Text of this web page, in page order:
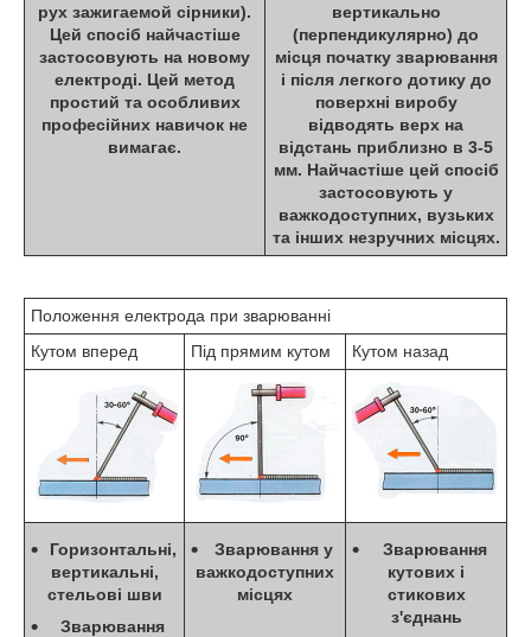
рух зажигаемой сірники).
Цей спосіб найчастіше
застосовують на новому
електроді. Цей метод
простий та особливих
професійних навичок не
вимагає.
вертикально
(перпендикулярно) до
місця початку зварювання
і після легкого дотику до
поверхні виробу
відводять верх на
відстань приблизно в 3-5
мм. Найчастіше цей спосіб
застосовують у
важкодоступних, вузьких
та інших незручних місцях.
Положення електрода при зварюванні
Кутом вперед
Під прямим кутом Кутом назад
Горизонтальні,
вертикальні,
стельові шви
Зварювання
Зварювання у
важкодоступних
місцях
Зварювання
кутових і
стикових
з'єднань